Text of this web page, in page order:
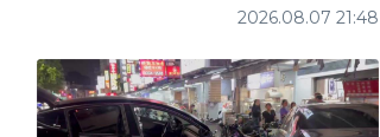
2026.08.07 21:48